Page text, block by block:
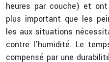
heures par couche) et
plus important que les
les aux situations
contre l’humidité. Le
compensé par une